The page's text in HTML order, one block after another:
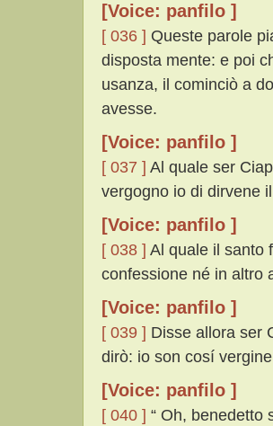
[Voice: panfilo ]
[ 036 ] Queste parole
disposta mente: e poi
usanza, il cominciò a
avesse.
[Voice: panfilo ]
[ 037 ] Al quale ser
vergogno io di dirvene
[Voice: panfilo ]
[ 038 ] Al quale il santo
confessione né in altro
[Voice: panfilo ]
[ 039 ] Disse allora ser
dirò: io son cosí
[Voice: panfilo ]
[ 040 ] “ Oh, benedetto